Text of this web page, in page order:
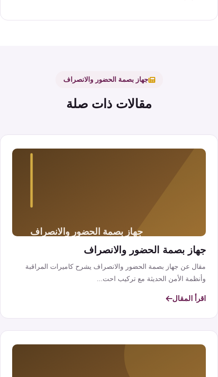
جهاز بصمة الحضور والانصراف
مقالات ذات صلة
جهاز بصمة الحضور والانصراف
مقال عن جهاز بصمة الحضور والانصراف يشرح كاميرات المراقبة
وأنظمة الأمن الحديثة مع تركيب احت...
اقرأ المقال